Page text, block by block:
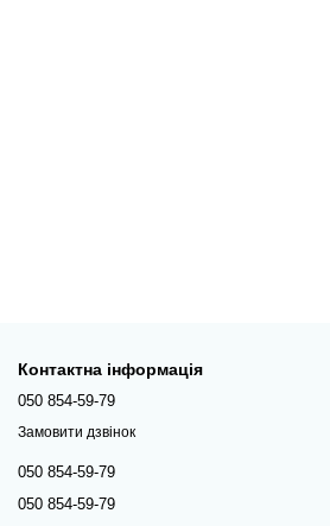
Контактна інформація
050 854-59-79
Замовити дзвінок
050 854-59-79
050 854-59-79